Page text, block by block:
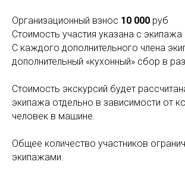
Организационный взнос 10 000 руб
Стоимость участия указана с экипажа
С каждого дополнительного члена
дополнительный «кухонный» сбор в
Стоимость экскурсий будет
экипажа отдельно в зависимости от
человек в машине.
Общее количество участников
экипажами.